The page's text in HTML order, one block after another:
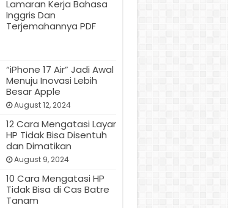
Lamaran Kerja Bahasa
Inggris Dan
Terjemahannya PDF
“iPhone 17 Air” Jadi Awal
Menuju Inovasi Lebih
Besar Apple
August 12, 2024
12 Cara Mengatasi Layar
HP Tidak Bisa Disentuh
dan Dimatikan
August 9, 2024
10 Cara Mengatasi HP
Tidak Bisa di Cas Batre
Tanam